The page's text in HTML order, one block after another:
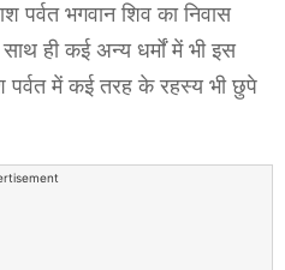
भगवान शिव का निवास
ही कई अन्य धर्मों में भी इस
पर्वत में कई तरह के रहस्य भी छुपे